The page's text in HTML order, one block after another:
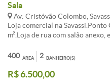
Sala
Av: Cristóvão Colombo,
Loja comercial na
m².Loja de rua com salão
na Savassi para vários segmentos.
ÁREA
400 BANHEIRO(S)
2
R$ 6.500,00